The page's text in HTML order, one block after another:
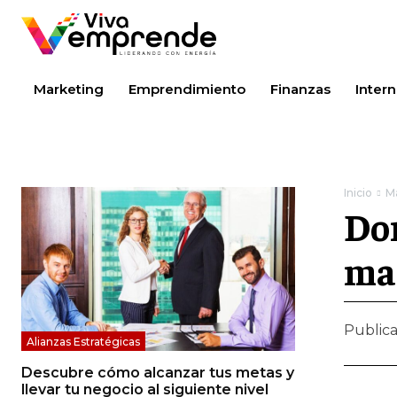
Marketing Emprendimiento Finanzas
Alianzas Estratégicas
Descubre cómo alcanzar tus metas y
llevar tu negocio al siguiente nivel
Inicio